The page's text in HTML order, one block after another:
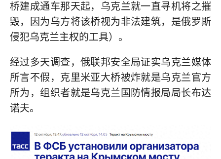
桥建成通车那天起，乌克兰就一直寻机将之摧
毁，因为乌方将该桥视为非法建筑，是俄罗斯
侵犯乌克兰主权的工具）。
经过多天调查，俄联邦安全局证实乌克兰媒体
所言不假，克里米亚大桥被炸就是乌克兰官方
所为，组织者就是乌克兰国防情报局局长布达
诺夫。